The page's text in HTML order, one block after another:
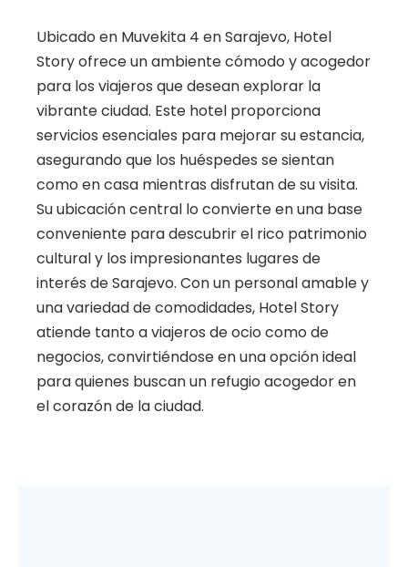
Ubicado en Muvekita 4 en Sarajevo, Hotel
Story ofrece un ambiente cómodo y acogedor
para los viajeros que desean explorar la
vibrante ciudad. Este hotel proporciona
servicios esenciales para mejorar su estancia,
asegurando que los huéspedes se sientan
como en casa mientras disfrutan de su visita.
Su ubicación central lo convierte en una base
conveniente para descubrir el rico patrimonio
cultural y los impresionantes lugares de
interés de Sarajevo. Con un personal amable y
una variedad de comodidades, Hotel Story
atiende tanto a viajeros de ocio como de
negocios, convirtiéndose en una opción ideal
para quienes buscan un refugio acogedor en
el corazón de la ciudad.